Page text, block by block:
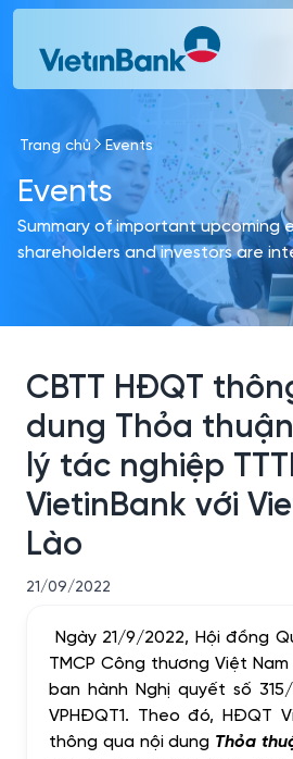
Skip to Main Content
Trang chủ Events
Events
Summary of important upcoming
shareholders and investors are
CBTT HĐQT
dung Thỏa
lý tác nghiệp
VietinBank với
Lào
21/09/2022
Ngày 21/9/2022, Hội đồng
TMCP Công thương Việt
ban hành Nghị quyết số
VPHĐQT1. Theo đó, HĐQT
thông qua nội dung Thỏa